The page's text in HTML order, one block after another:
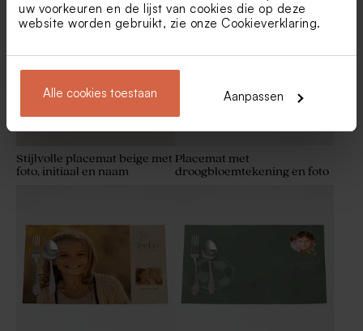
uw voorkeuren en de lijst van cookies die op deze
website worden gebruikt, zie onze Cookieverklaring.
Alle cookies toestaan Aanpassen
Stijlvolle placemat beige met
foto, initiaal en naam
Placemat met
droogbloemtekening en foto